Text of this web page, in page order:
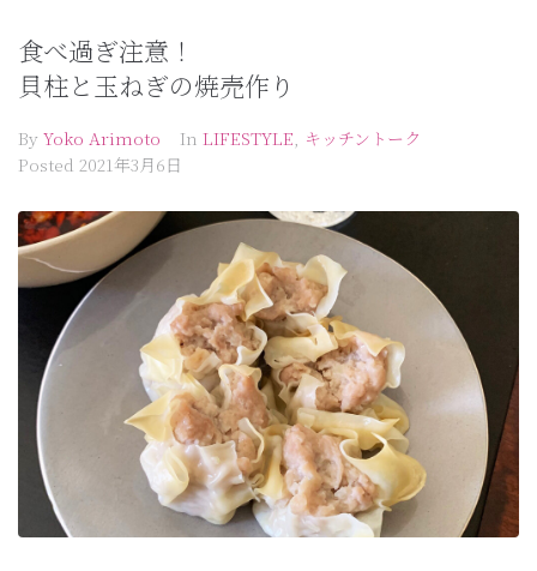
食べ過ぎ注意！
貝柱と玉ねぎの焼売作り
By Yoko Arimoto In LIFESTYLE, キッチントーク
Posted 2021年3月6日